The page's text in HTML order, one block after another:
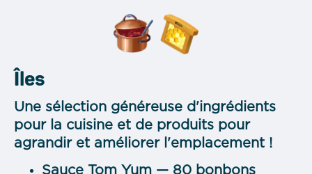
Îles
Une sélection généreuse d'ingrédients
pour la cuisine et de produits pour
agrandir et améliorer l'emplacement !
Sauce Tom Yum — 80 bonbons